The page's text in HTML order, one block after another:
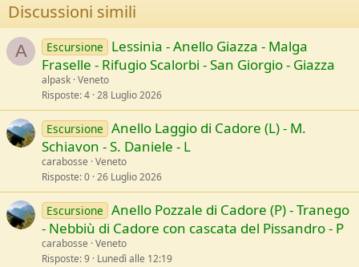
n
s
:
Discussioni simili
A Escursione
Lessinia - Anello Giazza - Malga
Fraselle - Rifugio Scalorbi - San Giorgio - Giazza
alpask Veneto
Risposte 4 28 Luglio 2026
Escursione Anello Laggio di Cadore (L) - M.
Schiavon - S. Daniele - L
carabosse Veneto
Risposte 0 26 Luglio 2026
Escursione Anello Pozzale di Cadore (P) - Tranego
- Nebbiù di Cadore con cascata del Pissandro - P
carabosse Veneto
Risposte 9 Lunedì alle 12:19